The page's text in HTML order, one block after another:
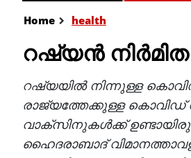
Home health
റഷ്യൻ
റഷ്യയിൽ നിന്നുള്ള
രാജ്യത്തേക്കുള്ള കൊവിഡ്
വാക്സിനുകൾക്ക്
ഹൈദരാബാദ്